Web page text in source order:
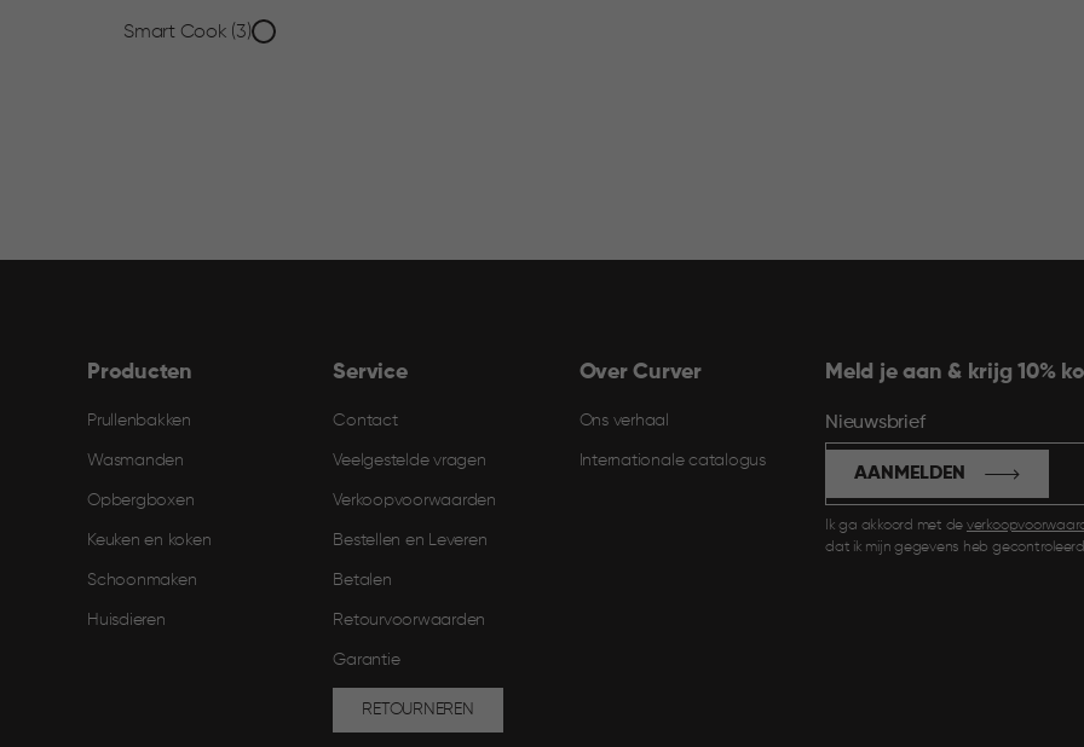
Collectie
Smart Cook (3)
Producten
Prullenbakken
Wasmanden
Opbergboxen
Keuken en koken
Schoonmaken
Huisdieren
Service
Contact
Veelgestelde vragen
Verkoopvoorwaarden
Bestellen en Leveren​
Betalen
Retourvoorwaarden
Garantie
RETOURNEREN
Over Curver
Ons verhaal
Internationale catalogus
Meld je aan & krijg 10%
Nieuwsbrief
Ik ga akkoord met de
dat ik mijn gegevens heb
AANMELDEN